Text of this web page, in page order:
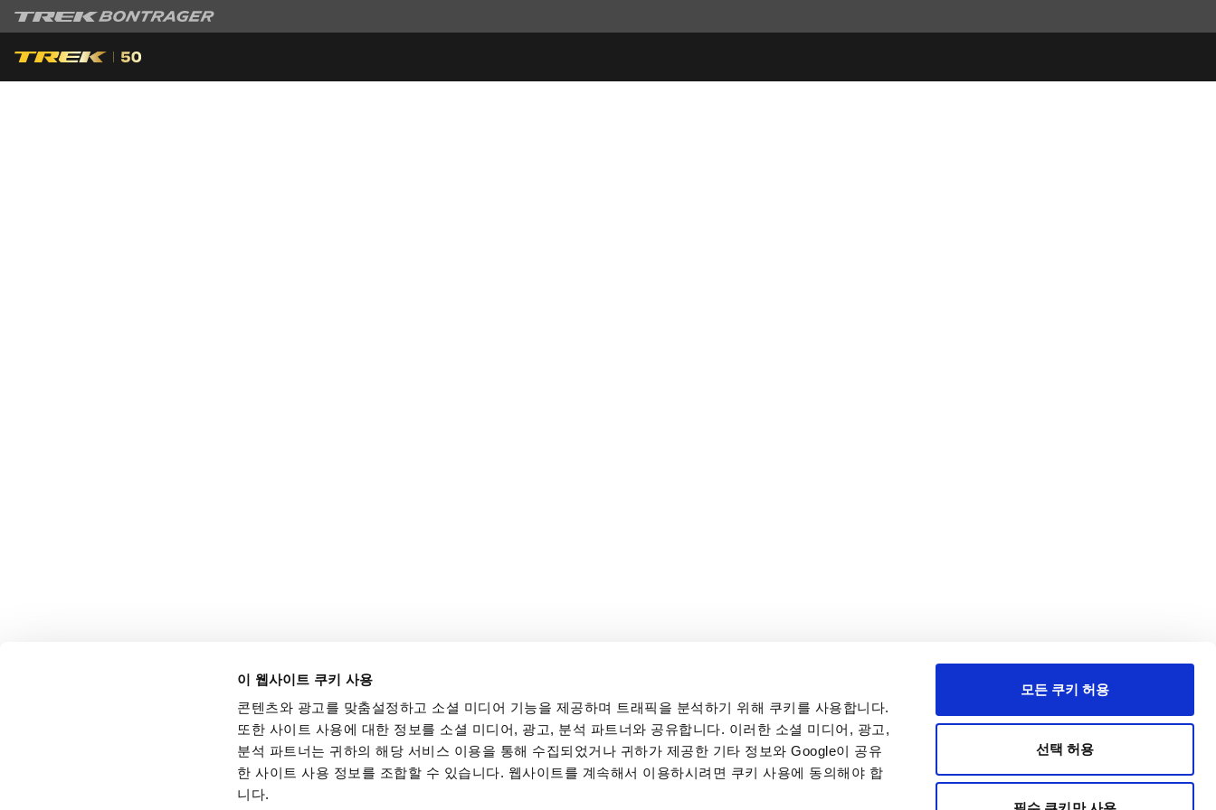
이 웹사이트 쿠키 사용
콘텐츠와 광고를 맞춤설정하고 소셜 미디어 기능을 제공하며 트래픽을 분석하기 위해 쿠키를 사용합니다.
또한 사이트 사용에 대한 정보를 소셜 미디어, 광고, 분석 파트너와 공유합니다. 이러한 소셜 미디어, 광고,
분석 파트너는 귀하의 해당 서비스 이용을 통해 수집되었거나 귀하가 제공한 기타 정보와 Google이 공유
한 사이트 사용 정보를 조합할 수 있습니다. 웹사이트를 계속해서 이용하시려면 쿠키 사용에 동의해야 합
니다.
모든 쿠키 허용
선택 허용